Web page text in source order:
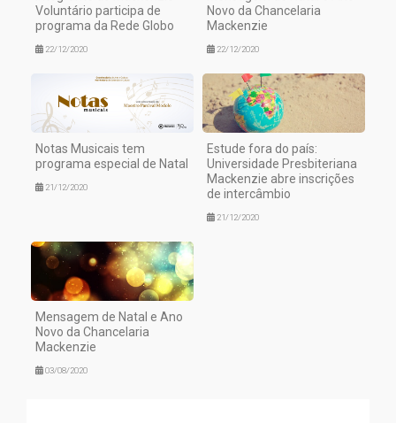
Voluntário participa de
programa da Rede Globo
22/12/2020
Novo da Chancelaria
Mackenzie
22/12/2020
Notas Musicais tem
programa especial de Natal
21/12/2020
Estude fora do país:
Universidade Presbiteriana
Mackenzie abre inscrições
de intercâmbio
21/12/2020
Mensagem de Natal e Ano
Novo da Chancelaria
Mackenzie
03/08/2020